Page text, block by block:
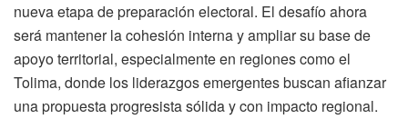
nueva etapa de preparación electoral. El desafío ahora
será mantener la cohesión interna y ampliar su base de
apoyo territorial, especialmente en regiones como el
Tolima, donde los liderazgos emergentes buscan afianzar
una propuesta progresista sólida y con impacto regional.